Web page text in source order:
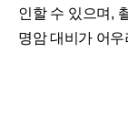
인할 수 있으며,
명암 대비가 어